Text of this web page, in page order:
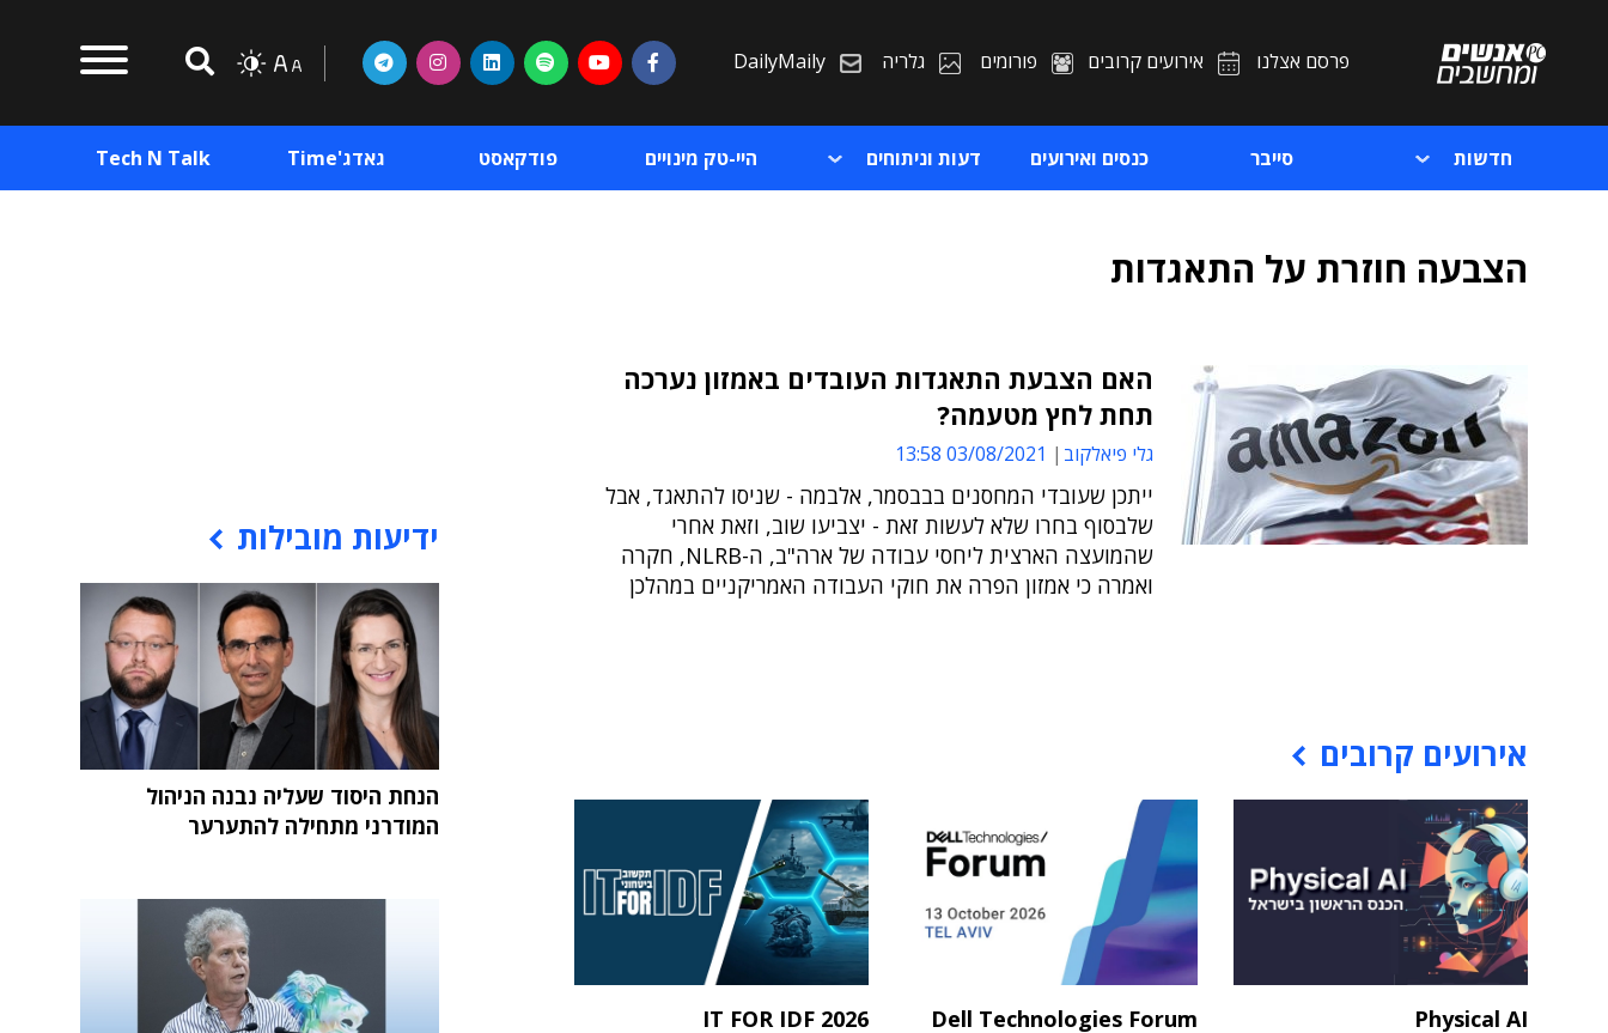
פרסם אצלנו אירועים קרובים פורומים גלריה DailyMaily
חדשות סייבר כנסים ואירועים דעות וניתוחים היי-טק מינויים פודקאסט גאדג'Time Tech N Talk
הצבעה חוזרת על התאגדות
האם הצבעת התאגדות העובדים באמזון נערכה
תחת לחץ מטעמה?
גלי פיאלקוב 03/08/2021 13:58
ייתכן שעובדי המחסנים בבבסמר, אלבמה - שניסו להתאגד, אבל
שלבסוף בחרו שלא לעשות זאת - יצביעו שוב, וזאת אחרי
שהמועצה הארצית ליחסי עבודה של ארה"ב, ה-NLRB, חקרה
ואמרה כי אמזון הפרה את חוקי העבודה האמריקניים במהלכן
אירועים קרובים
Physical AI
Dell Technologies Forum
IT FOR IDF 2026
ידיעות מובילות
הנחת היסוד שעליה נבנה הניהול
המודרני מתחילה להתערער